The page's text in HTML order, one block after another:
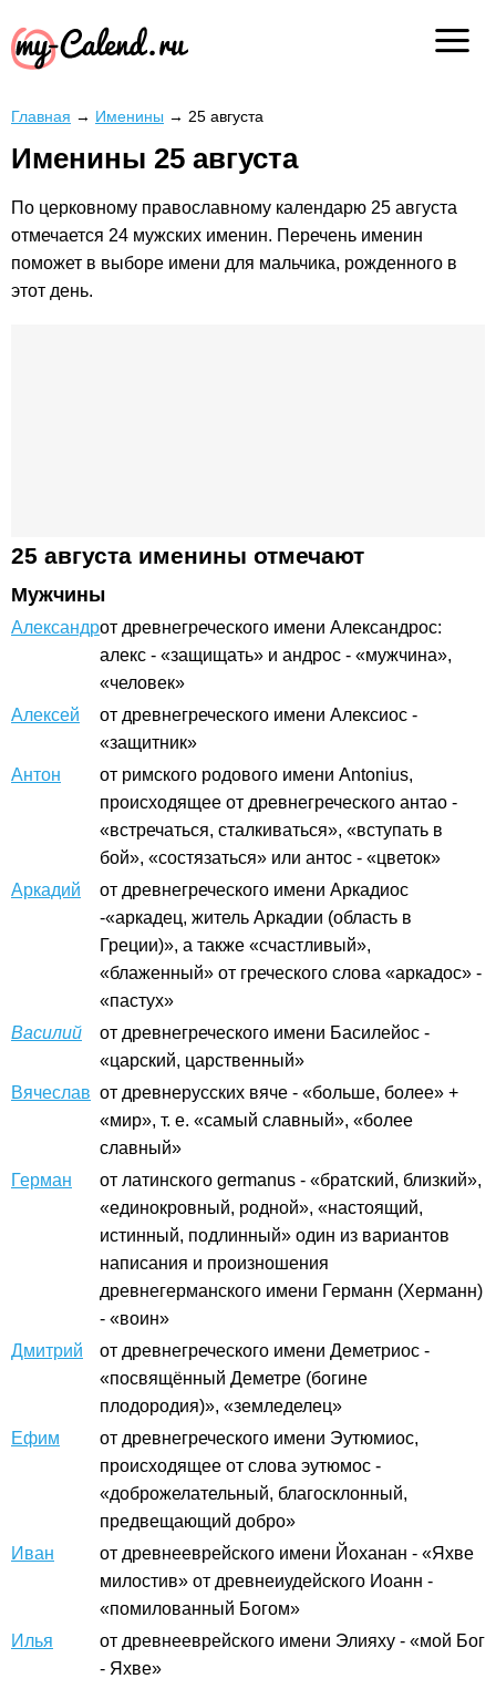
Главная → Именины → 25 августа
Именины 25 августа
По церковному православному календарю 25 августа
отмечается 24 мужских именин. Перечень именин
поможет в выборе имени для мальчика, рожденного в
этот день.
25 августа именины отмечают
Мужчины
Александрот древнегреческого имени Александрос:
алекс - «защищать» и андрос - «мужчина»,
«человек»
Алексей
от древнегреческого имени Алексиос -
«защитник»
Антон
от римского родового имени Antonius,
происходящее от древнегреческого антао -
«встречаться, сталкиваться», «вступать в
бой», «состязаться» или антос - «цветок»
Аркадий
от древнегреческого имени Аркадиос
-«аркадец, житель Аркадии (область в
Греции)», а также «счастливый»,
«блаженный» от греческого слова «аркадос» -
«пастух»
Василий
от древнегреческого имени Басилейос -
«царский, царственный»
Вячеслав от древнерусских вяче - «больше, более» +
«мир», т. е. «самый славный», «более
славный»
Герман
от латинского germanus - «братский, близкий»,
«единокровный, родной», «настоящий,
истинный, подлинный» один из вариантов
написания и произношения
древнегерманского имени Германн (Херманн)
- «воин»
Дмитрий
от древнегреческого имени Деметриос -
«посвящённый Деметре (богине
плодородия)», «земледелец»
Ефим
от древнегреческого имени Эутюмиос,
происходящее от слова эутюмос -
«доброжелательный, благосклонный,
предвещающий добро»
Иван
от древнееврейского имени Йоханан - «Яхве
милостив» от древнеиудейского Иоанн -
«помилованный Богом»
Илья
от древнееврейского имени Элияху - «мой Бог
- Яхве»